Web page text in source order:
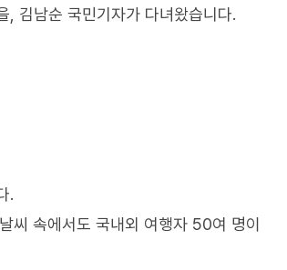
김남순 국민기자가 다녀왔습니다.
.
씨 속에서도 국내외 여행자 50여 명이